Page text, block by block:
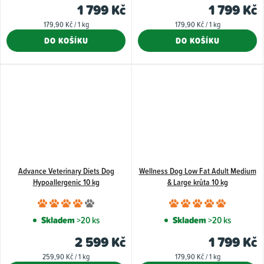
je
5,0
1 799 Kč
Měrná
179,90 Kč / 1 kg
DO KOŠÍKU
1 799 Kč
Měrná
179,90 Kč / 1 kg
DO KOŠÍKU
Advance Veterinary Diets Dog
Hypoallergenic 10 kg
Průměrné
hodnocení
je
4,0
Skladem>20 ks
2 599 Kč
Měrná
259,90 Kč / 1 kg
Wellness Dog Low Fat Adult Medium
& Large krůta 10 kg
je
5,0
Skladem>20 ks
1 799 Kč
Měrná
179,90 Kč / 1 kg